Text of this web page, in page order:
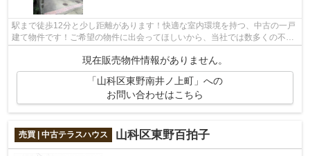
駅まで徒歩12分と少し距離があります！快適な室内環境を持つ、中古の一戸
建て物件です！ご希望の物件に出会ってほしいから、当社では数多くの不動
現在販売物件情報がありません。
「山科区東野南井ノ上町」への
お問い合わせはこちら
売買 | 中古テラスハウス 山科区東野百拍子